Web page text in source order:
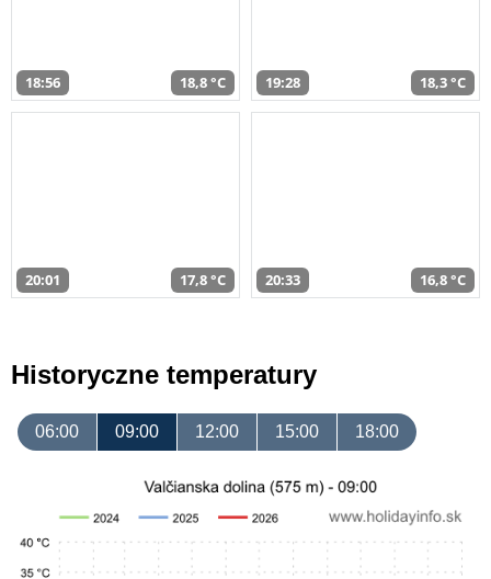
18:56 18,8 °C 19:28 18,3 °C
20:01 17,8 °C 20:33 16,8 °C
Historyczne temperatury
06:00 09:00 12:00 15:00 18:00